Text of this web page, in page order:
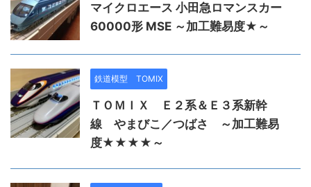
マイクロエース 小田急ロマンスカー
60000形 MSE ～加工難易度★～
鉄道模型 TOMIX
ＴＯＭＩＸ Ｅ２系＆Ｅ３系新幹
線 やまびこ／つばさ ～加工難易
度★★★★～